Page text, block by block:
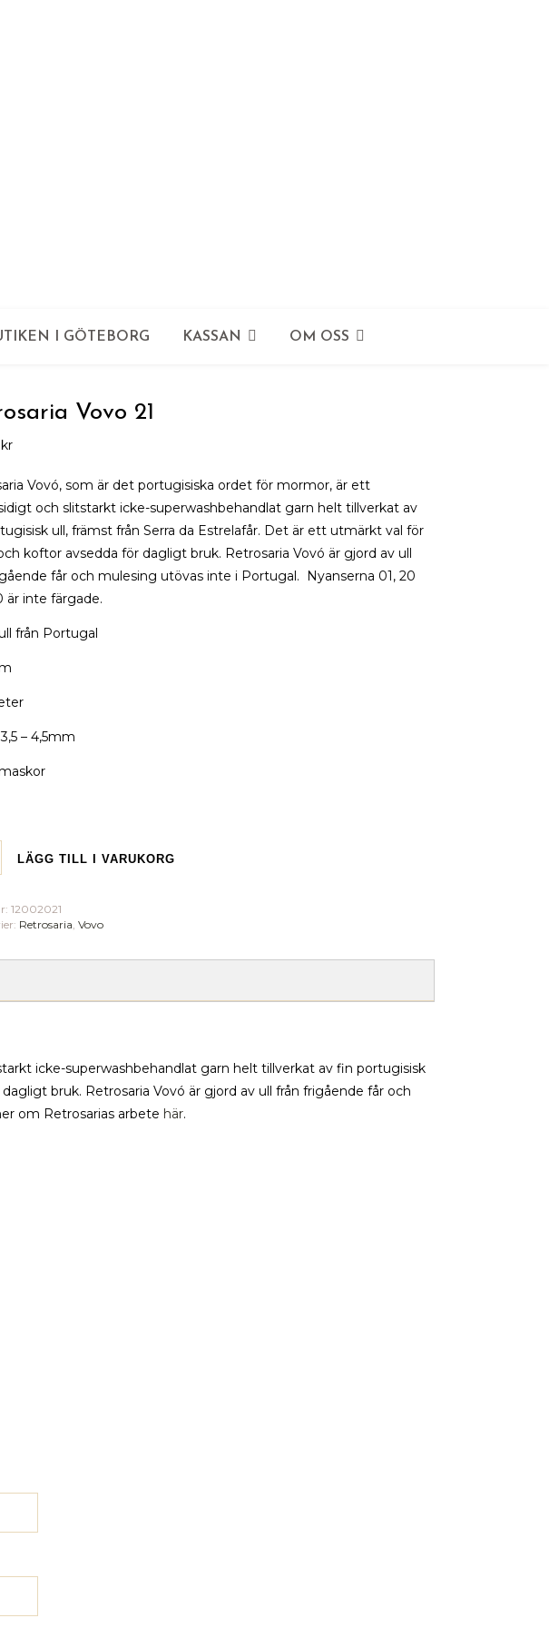
I GÖTEBORG KASSAN OM OSS
Vovo 21
kr
Vovó, som är det portugisiska ordet för mormor, är ett
och slitstarkt icke-superwashbehandlat garn helt tillverkat av
ull, främst från Serra da Estrelafår. Det är ett utmärkt val för
koftor avsedda för dagligt bruk. Retrosaria Vovó är gjord av ull
får och mulesing utövas inte i Portugal. Nyanserna 01, 20
är inte färgade.
från Portugal
– 4,5mm
LÄGG TILL I VARUKORG
12002021
Retrosaria, Vovo
icke-superwashbehandlat garn helt tillverkat av fin portugisisk
bruk. Retrosaria Vovó är gjord av ull från frigående får och
om Retrosarias arbete här.